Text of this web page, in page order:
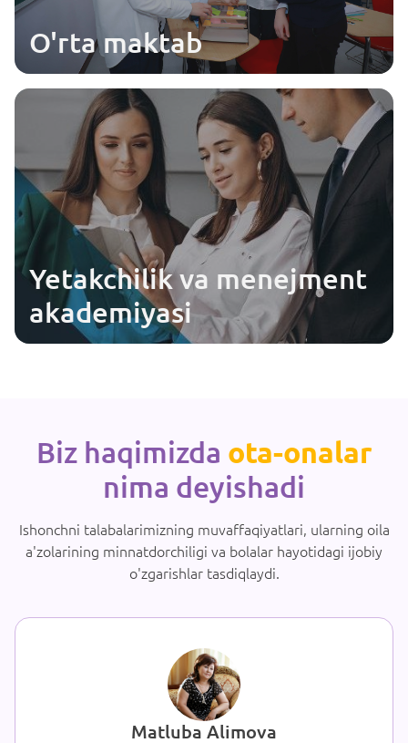
O'rta maktab
Yetakchilik va menejment
akademiyasi
Biz haqimizda ota-onalar
nima deyishadi
Ishonchni talabalarimizning muvaffaqiyatlari, ularning oila
a'zolarining minnatdorchiligi va bolalar hayotidagi ijobiy
o'zgarishlar tasdiqlaydi.
Matluba Alimova